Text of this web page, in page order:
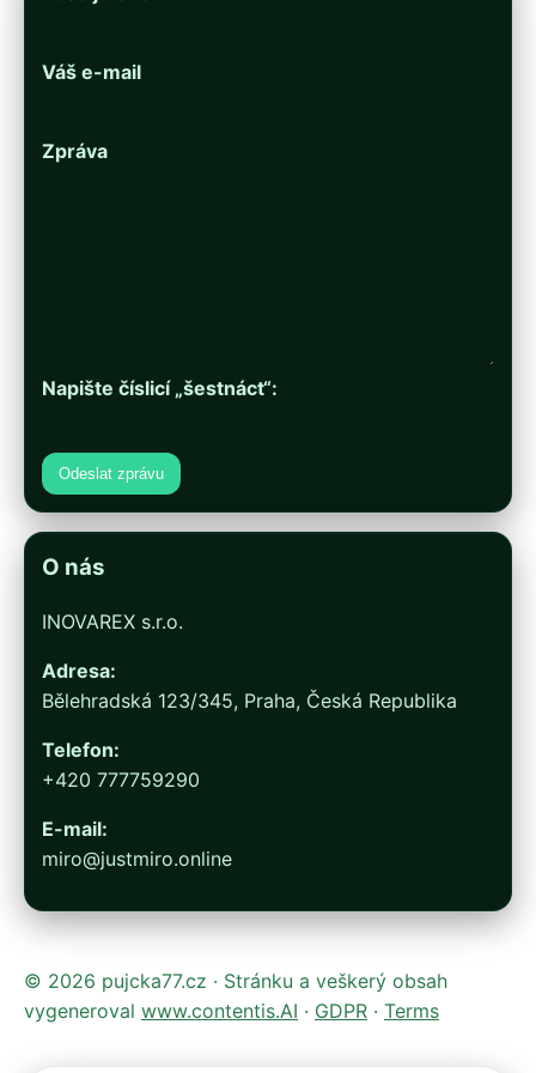
Váš e-mail
Zpráva
Napište číslicí „šestnáct“:
Odeslat zprávu
O nás
INOVAREX s.r.o.
Adresa:
Bělehradská 123/345, Praha, Česká Republika
Telefon:
+420 777759290
E-mail:
miro@justmiro.online
© 2026 pujcka77.cz · Stránku a veškerý obsah
vygeneroval www.contentis.AI · GDPR · Terms